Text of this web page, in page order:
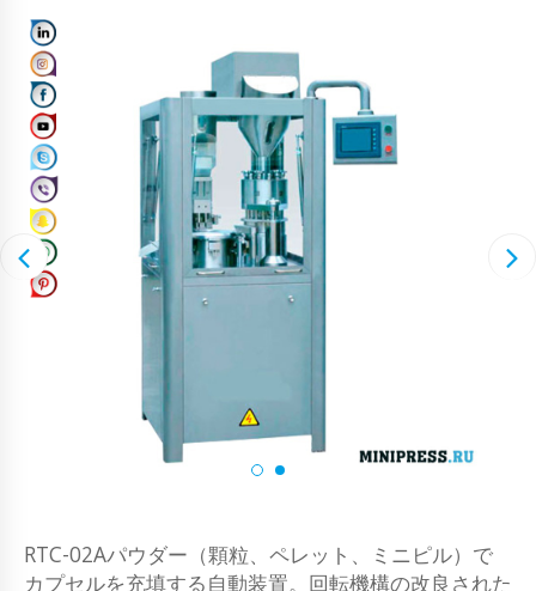
RTC-02Aパウダー（顆粒、ペレット、ミニピル）で
カプセルを充填する自動装置。回転機構の改良された